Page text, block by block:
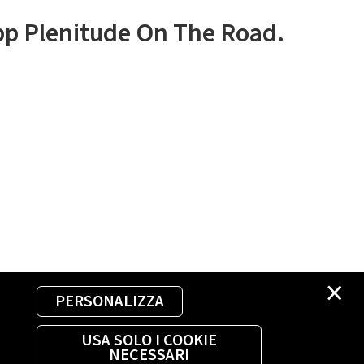
×
PERSONALIZZA
USA SOLO I COOKIE
NECESSARI
Plenitude On The Road.